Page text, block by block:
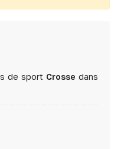
de sport Crosse dans